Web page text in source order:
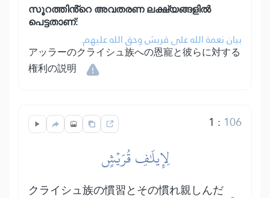
സൂറത്തിൻ്റെ അവതരണ ലക്ഷ്യങ്ങളിൽ
പെട്ടതാണ്:
بيان نعمة الله على قريش وحق الله عليهم.
アッラーのクライシュ族への恩寵と彼らに対する
権利の説明
1 : 106
لِإِيلَٰفِ قُرَيۡشٍ
クライシュ族の慣習とその慣れ親しんだ